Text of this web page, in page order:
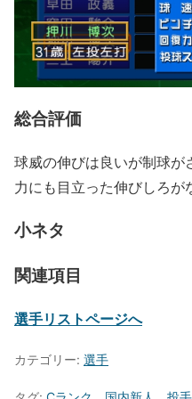
総合評価
球威の伸びは良いが制球が
力にも目立った伸びしろが
小ネタ
関連項目
選手リストページへ
カテゴリー: 選手